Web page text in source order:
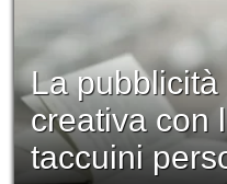
La
creativa con
taccuini